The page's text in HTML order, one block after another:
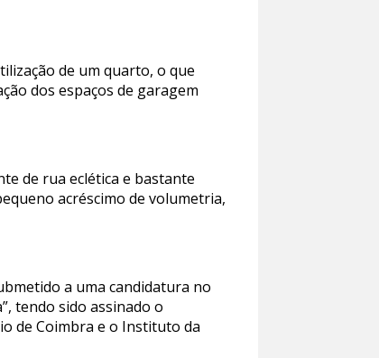
de um quarto, o que
dos espaços de garagem
de rua eclética e bastante
acréscimo de volumetria,
a uma candidatura no
tendo sido assinado o
de Coimbra e o Instituto da